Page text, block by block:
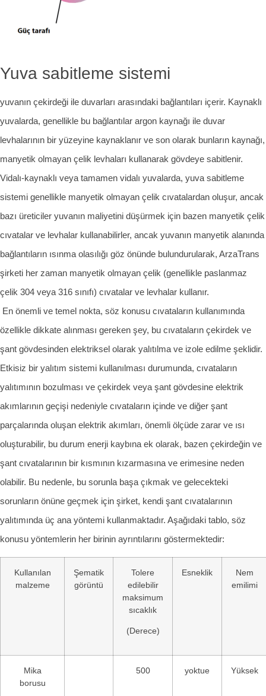
Yuva sabitleme sistemi
yuvanın çekirdeği ile duvarları arasındaki bağlantıları içerir. Kaynaklı
yuvalarda, genellikle bu bağlantılar argon kaynağı ile duvar
levhalarının bir yüzeyine kaynaklanır ve son olarak bunların kaynağı,
manyetik olmayan çelik levhaları kullanarak gövdeye sabitlenir.
Vidalı-kaynaklı veya tamamen vidalı yuvalarda, yuva sabitleme
sistemi genellikle manyetik olmayan çelik cıvatalardan oluşur, ancak
bazı üreticiler yuvanın maliyetini düşürmek için bazen manyetik çelik
cıvatalar ve levhalar kullanabilirler, ancak yuvanın manyetik alanında
bağlantıların ısınma olasılığı göz önünde bulundurularak, ArzaTrans
şirketi her zaman manyetik olmayan çelik (genellikle paslanmaz
çelik 304 veya 316 sınıfı) cıvatalar ve levhalar kullanır.
En önemli ve temel nokta, söz konusu cıvataların kullanımında
özellikle dikkate alınması gereken şey, bu cıvataların çekirdek ve
şant gövdesinden elektriksel olarak yalıtılma ve izole edilme şeklidir.
Etkisiz bir yalıtım sistemi kullanılması durumunda, cıvataların
yalıtımının bozulması ve çekirdek veya şant gövdesine elektrik
akımlarının geçişi nedeniyle cıvataların içinde ve diğer şant
parçalarında oluşan elektrik akımları, önemli ölçüde zarar ve ısı
oluşturabilir, bu durum enerji kaybına ek olarak, bazen çekirdeğin ve
şant cıvatalarının bir kısmının kızarmasına ve erimesine neden
olabilir. Bu nedenle, bu sorunla başa çıkmak ve gelecekteki
sorunların önüne geçmek için şirket, kendi şant cıvatalarının
yalıtımında üç ana yöntemi kullanmaktadır. Aşağıdaki tablo, söz
konusu yöntemlerin her birinin ayrıntılarını göstermektedir:
Kullanılan
malzeme
Şematik
görüntü
Tolere
edilebilir
maksimum
sıcaklık
(Derece)
Esneklik
Nem
emilimi
Mika
borusu
500 yoktue Yüksek